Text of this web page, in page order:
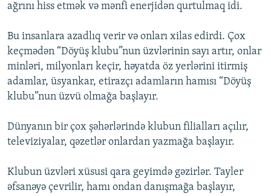
ağrını hiss etmək və mənfi enerjidən qurtulmaq idi.
Bu insanlara azadlıq verir və onları xilas edirdi. Çox
keçmədən “Döyüş klubu”nun üzvlərinin sayı artır, onlar
minləri, milyonları keçir, həyatda öz yerlərini itirmiş
adamlar, üsyankar, etirazçı adamların hamısı “Döyüş
klubu”nun üzvü olmağa başlayır.
Dünyanın bir çox şəhərlərində klubun filialları açılır,
televiziyalar, qəzetlər onlardan yazmağa başlayır.
Klubun üzvləri xüsusi qara geyimdə gəzirlər. Tayler
əfsanəyə çevrilir, hamı ondan danışmağa başlayır,